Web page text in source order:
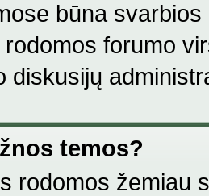
būna
forumo
diskusijų
temos?
rodomos žemiau